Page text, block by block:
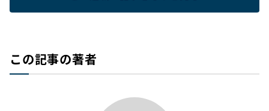
この記事の著者